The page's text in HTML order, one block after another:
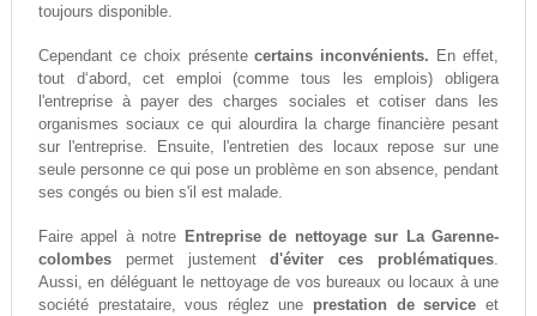
toujours disponible.
Cependant ce choix présentecertains inconvénients. En effet,
tout d‘abord, cet emploi (comme tous les emplois) obligera
l'entreprise à payer des charges sociales et cotiser dans les
organismes sociaux ce qui alourdira la charge financière pesant
sur l'entreprise. Ensuite, l'entretien des locaux repose sur une
seule personne ce qui pose un problème en son absence, pendant
ses congés ou bien s'il est malade.
Faire appel à notre Entreprise de nettoyage sur La Garenne-
colombespermet justementd'éviter ces problématiques.
Aussi, en déléguant le nettoyage de vos bureaux ou locaux à une
société prestataire, vous réglez une prestation de service et